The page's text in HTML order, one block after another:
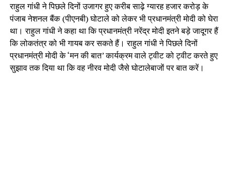
राहुल गांधी ने पिछले दिनों उजागर हुए करीब साढ़े ग्यारह हजार करोड़ के
पंजाब नेशनल बैंक (पीएनबी) घोटाले को लेकर भी प्रधानमंत्री मोदी को घेरा
था। राहुल गांधी ने कहा था कि प्रधानमंत्री नरेंद्र मोदी इतने बड़े जादूगर हैं
कि लोकतंत्र को भी गायब कर सकते हैं। राहुल गांधी ने पिछले दिनों
प्रधानमंत्री मोदी के ‘मन की बात’ कार्यक्रम वाले ट्वीट को ट्वीट करते हुए
सुझाव तक दिया था कि वह नीरव मोदी जैसे घोटालेबाजों पर बात करें।